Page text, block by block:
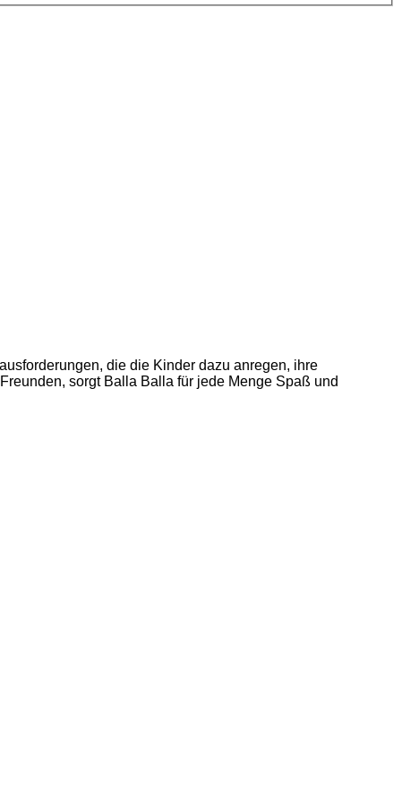
die die Kinder dazu anregen, ihre
sorgt Balla Balla für jede Menge Spaß und